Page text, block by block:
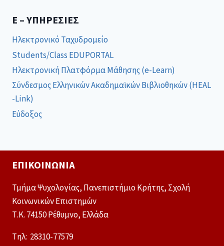
E – ΥΠΗΡΕΣΊΕΣ
Ηλεκτρονικό Ταχυδρομείο
Students/Class EDUPORTAL
Ηλεκτρονική Πλατφόρμα Μάθησης (e-Learn)
Σύνδεσμος Ελληνικών Ακαδημαϊκών Βιβλιοθηκών (HEAL
-Link)
Εύδοξος
ΕΠΙΚΟΙΝΩΝΊΑ
Τμήμα Ψυχολογίας, Πανεπιστήμιο Κρήτης, Σχολή
Κοινωνικών Επιστημών
Τ.Κ. 74150 Ρέθυμνο, Ελλάδα
Tηλ: 28310-77579